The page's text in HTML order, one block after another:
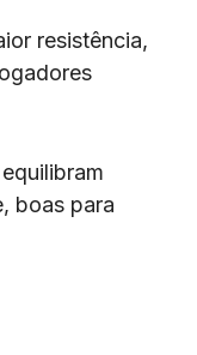
resistência,
boas para